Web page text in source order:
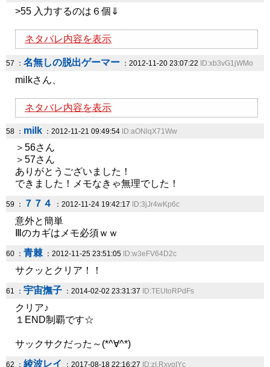
>55 入力するのは６個⇓
ネタバレ内容を表示
57 ： 名無しの脱出ゲーマー ：2012-11-20 23:07:22 ID:xb3vG1jWMo
milkさん、
ネタバレ内容を表示
58 ： milk ：2012-11-21 09:49:54 ID:aONlqX71Ww
＞56さん
＞57さん
ありがとうございました！
できました！メモなきゃ無理でした！
59 ： ７７４ ：2012-11-24 19:42:17 ID:3jJr4wKp6c
意外と簡単
Ⅲのカギはメモ必須ｗｗ
60 ： 青棘：2012-11-25 23:51:05 ID:w3eFV64D2c
サクッとクリア！！
61 ： 宇宙撫子 ：2014-02-02 23:31:37 ID:TEUtoRPdFs
クリア♪
１END制覇です☆
サックサクだった～(*^∀^*)
62 ： 綾波レイ ：2017-08-18 22:16:27 ID:zI.RxvgIYc